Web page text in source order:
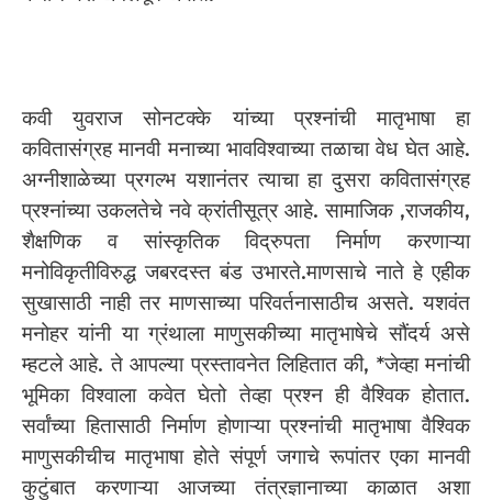
कवी युवराज सोनटक्के यांच्या प्रश्नांची मातृभाषा हा
कवितासंग्रह मानवी मनाच्या भावविश्वाच्या तळाचा वेध घेत आहे.
अग्नीशाळेच्या प्रगल्भ यशानंतर त्याचा हा दुसरा कवितासंग्रह
प्रश्नांच्या उकलतेचे नवे क्रांतीसूत्र आहे. सामाजिक ,राजकीय,
शैक्षणिक व सांस्कृतिक विद्रुपता निर्माण करणाऱ्या
मनोविकृतीविरुद्ध जबरदस्त बंड उभारते.माणसाचे नाते हे एहीक
सुखासाठी नाही तर माणसाच्या परिवर्तनासाठीच असते. यशवंत
मनोहर यांनी या ग्रंथाला माणुसकीच्या मातृभाषेचे सौंदर्य असे
म्हटले आहे. ते आपल्या प्रस्तावनेत लिहितात की, *जेव्हा मनांची
भूमिका विश्वाला कवेत घेतो तेव्हा प्रश्न ही वैश्विक होतात.
सर्वांच्या हितासाठी निर्माण होणाऱ्या प्रश्नांची मातृभाषा वैश्विक
माणुसकीचीच मातृभाषा होते संपूर्ण जगाचे रूपांतर एका मानवी
कुटुंबात करणाऱ्या आजच्या तंत्रज्ञानाच्या काळात अशा